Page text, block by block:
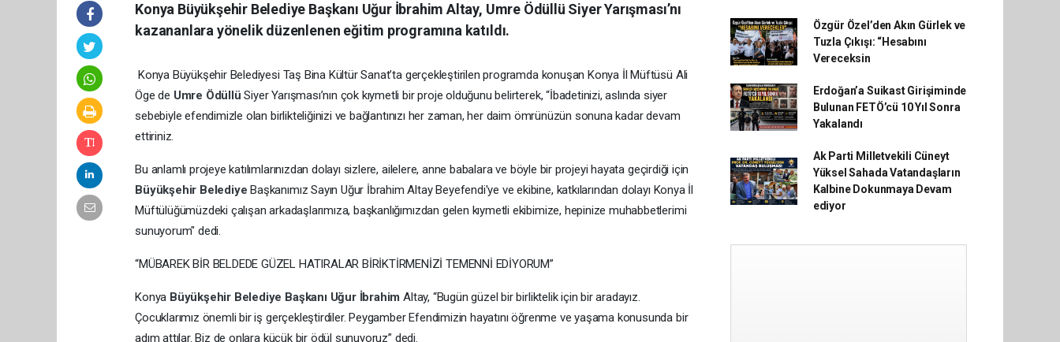
Konya Büyükşehir Belediye Başkanı Uğur İbrahim Altay, Umre Ödüllü Siyer Yarışması’nı
kazananlara yönelik düzenlenen eğitim programına katıldı.
Konya Büyükşehir Belediyesi Taş Bina Kültür Sanat’ta gerçekleştirilen programda konuşan Konya İl Müftüsü Ali
Öge de Umre ÖdüllüSiyer Yarışması’nın çok kıymetli bir proje olduğunu belirterek, “İbadetinizi, aslında siyer
sebebiyle efendimizle olan birlikteliğinizi ve bağlantınızı her zaman, her daim ömrünüzün sonuna kadar devam
ettiriniz.
Bu anlamlı projeye katılımlarınızdan dolayı sizlere, ailelere, anne babalara ve böyle bir projeyi hayata geçirdiği için
Büyükşehir Belediye Başkanımız Sayın Uğur İbrahim Altay Beyefendi'ye ve ekibine, katkılarından dolayı Konya İl
Müftülüğümüzdeki çalışan arkadaşlarımıza, başkanlığımızdan gelen kıymetli ekibimize, hepinize muhabbetlerimi
sunuyorum" dedi.
“MÜBAREK BİR BELDEDE GÜZEL HATIRALAR BİRİKTİRMENİZİ TEMENNİ EDİYORUM”
Konya Büyükşehir Belediye Başkanı Uğur İbrahimAltay, “Bugün güzel bir birliktelik için bir aradayız.
Çocuklarımız önemli bir iş gerçekleştirdiler. Peygamber Efendimizin hayatını öğrenme ve yaşama konusunda bir
adım attılar. Biz de onlara küçük bir ödül sunuyoruz” dedi.
Özgür Özel’den Akın Gürlek ve
Tuzla Çıkışı: “Hesabını
Vereceksin
Erdoğan’a Suikast Girişiminde
Bulunan FETÖ’cü 10 Yıl Sonra
Yakalandı
Ak Parti Milletvekili Cüneyt
Yüksel Sahada Vatandaşların
Kalbine Dokunmaya Devam
ediyor